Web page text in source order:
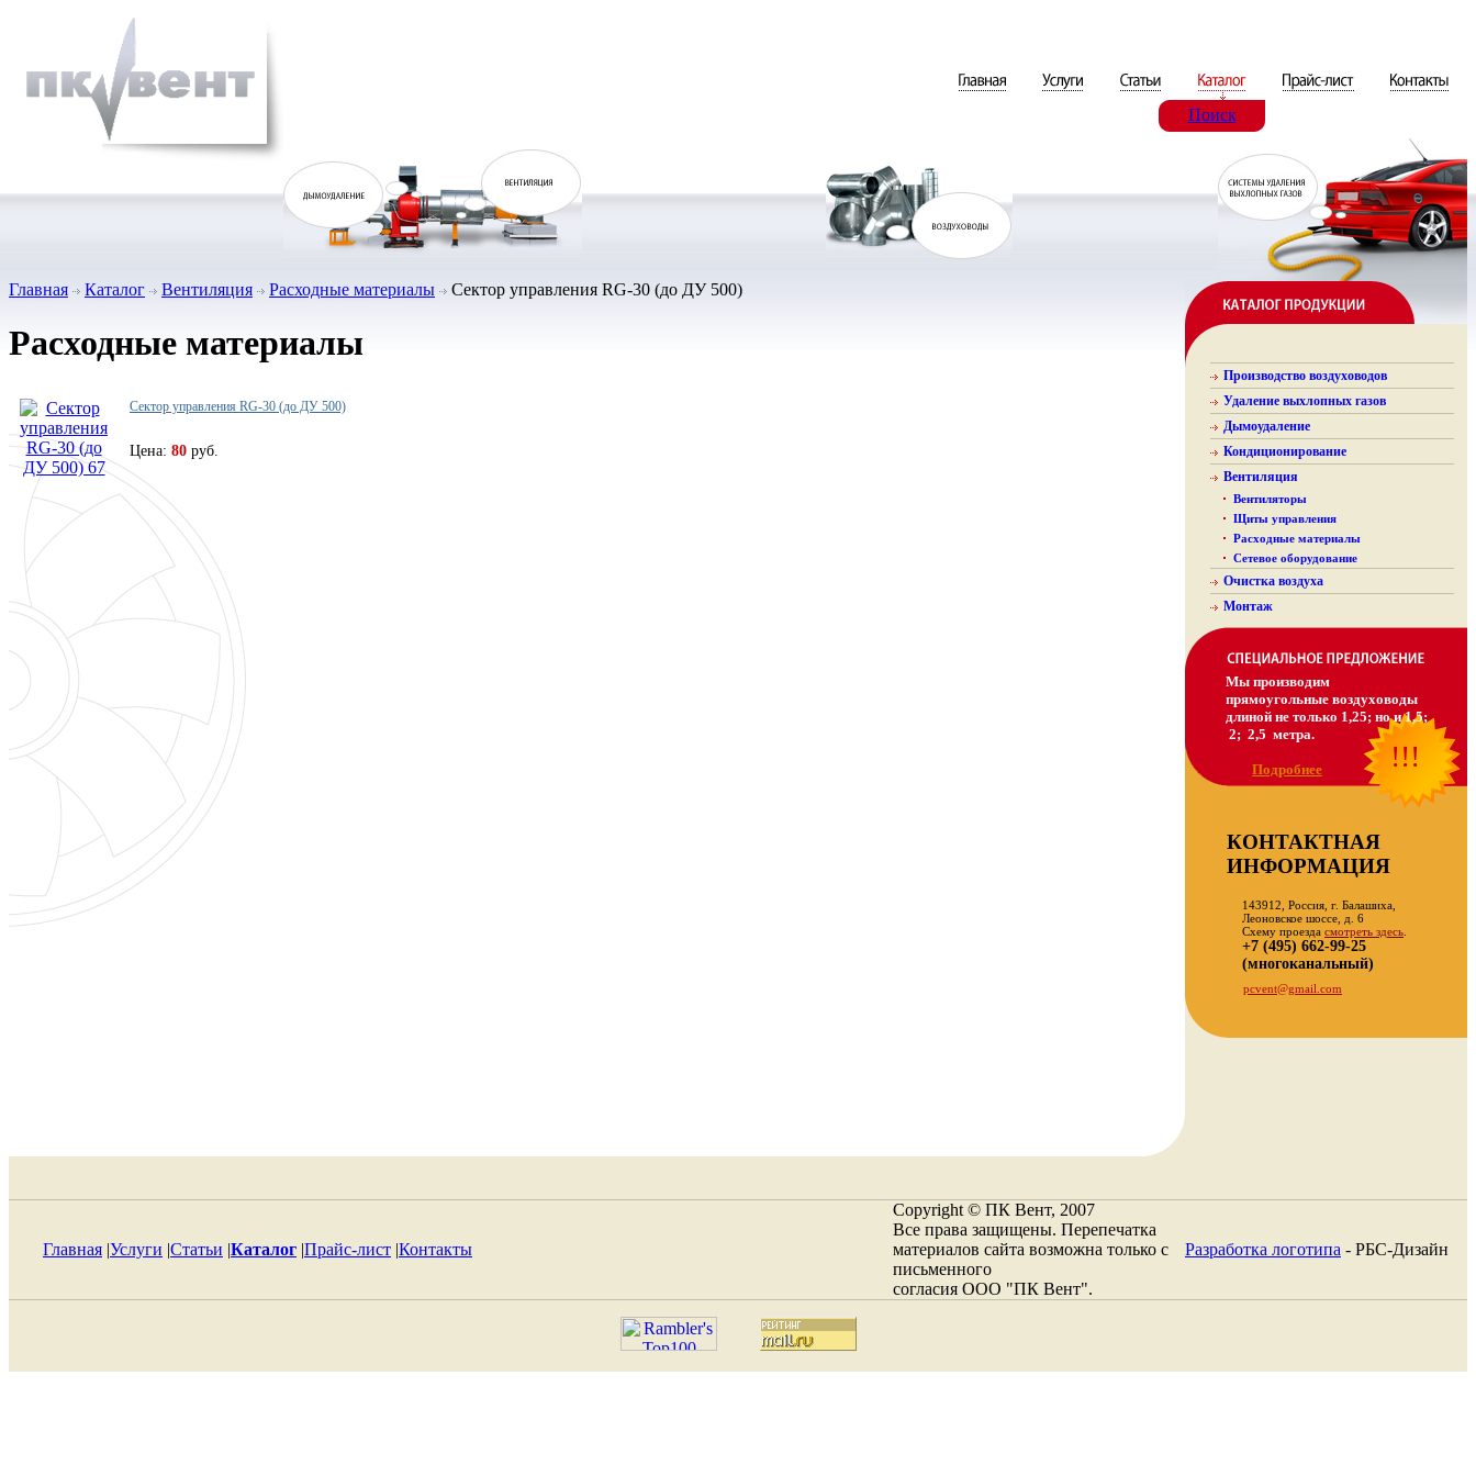
Поиск
Главная Каталог Вентиляция Расходные материалы Сектор управления RG-30 (до ДУ 500)
Расходные материалы
Сектор управления RG-30 (до ДУ 500)
Цена: 80 руб.
Производство воздуховодов
Удаление выхлопных газов
Дымоудаление
Кондиционирование
Вентиляция
Вентиляторы
Щиты управления
Расходные материалы
Сетевое оборудование
Очистка воздуха
Монтаж
Мы производим
прямоугольные воздуховоды
длиной не только 1,25; но и 1,5;
2; 2,5 метра.
Подробнее !!!
КОНТАКТНАЯ
ИНФОРМАЦИЯ
143912, Россия, г. Балашиха,
Леоновское шоссе, д. 6
Схему проезда смотреть здесь.
+7 (495) 662-99-25
(многоканальный)
pcvent@gmail.com
Главная |Услуги |Статьи |Каталог |Прайс-лист |Контакты
Copyright © ПК Вент, 2007
Все права защищены. Перепечатка
материалов сайта возможна только с
письменного
согласия ООО "ПК Вент".
Разработка логотипа - РБС-Дизайн